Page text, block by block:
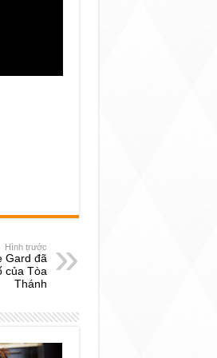
Hình trước
Gard đã
của Tòa
Thánh